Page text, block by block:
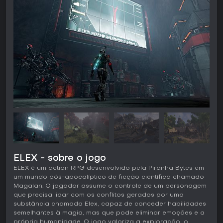
ELEX - sobre o jogo
ELEX é um action RPG desenvolvido pela Piranha Bytes em
um mundo pós-apocalíptico de ficção científica chamado
Magalan. O jogador assume o controle de um personagem
que precisa lidar com os conflitos gerados por uma
substância chamada Elex, capaz de conceder habilidades
semelhantes à magia, mas que pode eliminar emoções e a